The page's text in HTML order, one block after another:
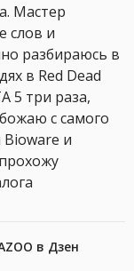
Мастер
слов и
разбираюсь в
в Red Dead
5 три раза,
с самого
Bioware и
в Дзен